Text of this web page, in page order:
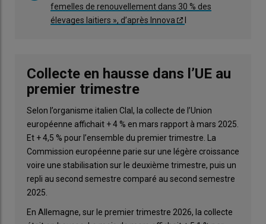
femelles de renouvellement dans 30 % des
élevages laitiers », d’après Innova
Collecte en hausse dans l’UE au
premier trimestre
Selon l’organisme italien Clal, la collecte de l’Union
européenne affichait + 4 % en mars rapport à mars 2025.
Et + 4,5 % pour l’ensemble du premier trimestre. La
Commission européenne parie sur une légère croissance
voire une stabilisation sur le deuxième trimestre, puis un
repli au second semestre comparé au second semestre
2025.
En Allemagne, sur le premier trimestre 2026, la collecte